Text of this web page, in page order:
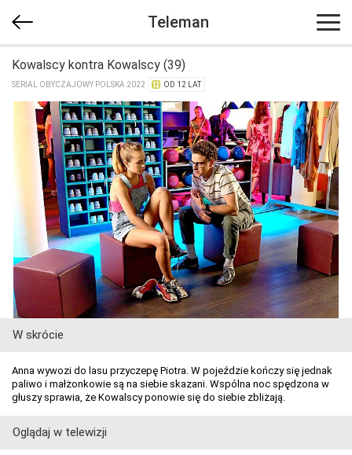
Teleman
Kowalscy kontra Kowalscy (39)
SERIAL OBYCZAJOWY POLSKA 2022 OD 12 LAT
W skrócie
Anna wywozi do lasu przyczepę Piotra. W pojeździe kończy się jednak
paliwo i małżonkowie są na siebie skazani. Wspólna noc spędzona w
głuszy sprawia, że Kowalscy ponowie się do siebie zbliżają.
Oglądaj w telewizji